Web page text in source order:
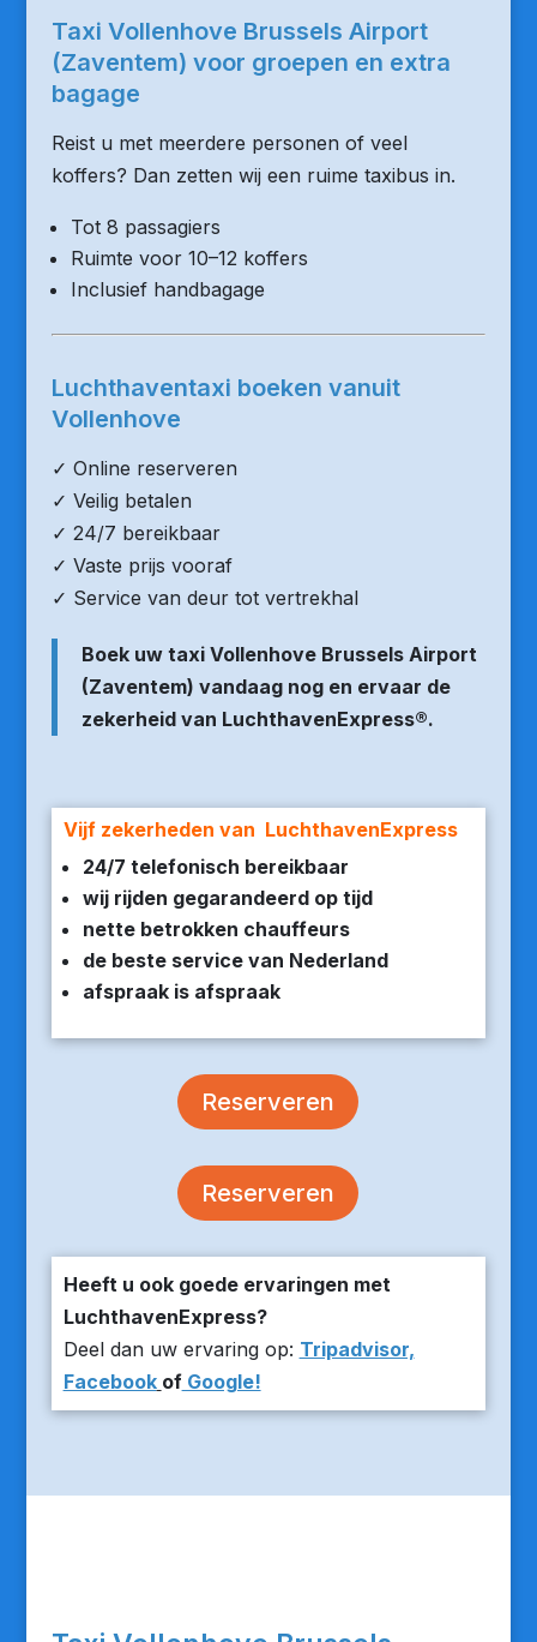
Taxi Vollenhove Brussels Airport
(Zaventem) voor groepen en extra
bagage
Reist u met meerdere personen of veel
koffers? Dan zetten wij een ruime taxibus in.
Tot 8 passagiers
Ruimte voor 10–12 koffers
Inclusief handbagage
Luchthaventaxi boeken vanuit
Vollenhove
✓ Online reserveren
✓ Veilig betalen
✓ 24/7 bereikbaar
✓ Vaste prijs vooraf
✓ Service van deur tot vertrekhal
Boek uw taxi Vollenhove Brussels Airport
(Zaventem) vandaag nog en ervaar de
zekerheid van LuchthavenExpress®.
Vijf zekerheden van LuchthavenExpress
24/7 telefonisch bereikbaar
wij rijden gegarandeerd op tijd
nette betrokken chauffeurs
de beste service van Nederland
afspraak is afspraak
Reserveren
Reserveren
Heeft u ook goede ervaringen met
LuchthavenExpress?
Deel dan uw ervaring op: Tripadvisor,
Facebook ofGoogle!